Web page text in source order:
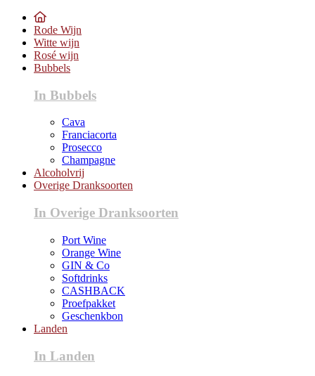
Rode Wijn
Witte wijn
Rosé wijn
Bubbels
In Bubbels
Cava
Franciacorta
Prosecco
Champagne
Alcoholvrij
Overige Dranksoorten
In Overige Dranksoorten
Port Wine
Orange Wine
GIN & Co
Softdrinks
CASHBACK
Proefpakket
Geschenkbon
Landen
In Landen